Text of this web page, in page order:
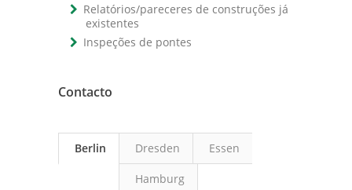
Relatórios/pareceres de construções já
existentes
Inspeções de pontes
Contacto
Berlin Dresden Essen
Hamburg